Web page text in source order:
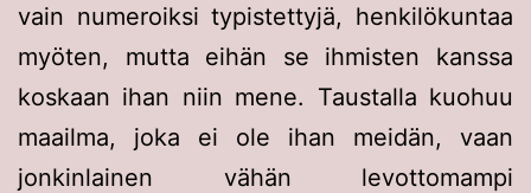
vain numeroiksi typistettyjä, henkilökuntaa
myöten, mutta eihän se ihmisten kanssa
koskaan ihan niin mene. Taustalla kuohuu
maailma, joka ei ole ihan meidän, vaan
jonkinlainen vähän levottomampi